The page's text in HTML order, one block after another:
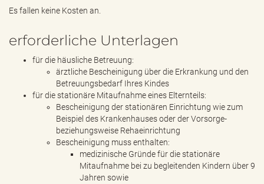
Es fallen keine Kosten an.
erforderliche Unterlagen
für die häusliche Betreuung:
ärztliche Bescheinigung über die Erkrankung und den
Betreuungsbedarf Ihres Kindes
für die stationäre Mitaufnahme eines Elternteils:
Bescheinigung der stationären Einrichtung wie zum
Beispiel des Krankenhauses oder der Vorsorge-
beziehungsweise Rehaeinrichtung
Bescheinigung muss enthalten:
medizinische Gründe für die stationäre
Mitaufnahme bei zu begleitenden Kindern über 9
Jahren sowie